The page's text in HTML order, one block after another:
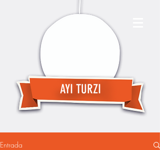
AYI TURZI
Entrada